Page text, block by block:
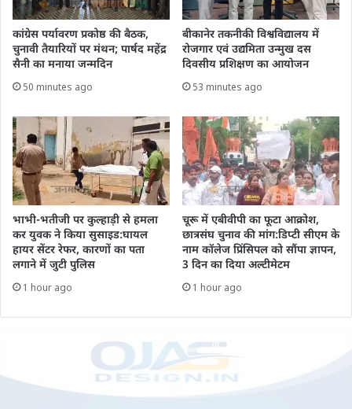
कांग्रेस पर्यावरण प्रकोष्ठ की बैठक,
चुनावी तैयारियों पर मंथन; पार्षद महेंद्र
सैनी का मनाया जन्मदिन
50 minutes ago
बीकानेर तकनीकी विश्वविद्यालय में
रोजगार एवं उद्यमिता उन्मुख दस
दिवसीय प्रशिक्षण का आयोजन
53 minutes ago
भाभी-भतीजी पर कुल्हाड़ी से हमला
कर युवक ने किया सुसाइड:घायल
हायर सेंटर रेफर, कारणों का पता
लगाने में जुटी पुलिस
1 hour ago
चूरू में एबीवीपी का फूटा आक्रोश,
छात्रसंघ चुनाव की मांग:डिप्टी सीएम के
नाम कॉलेज प्रिंसिपल को सौंपा ज्ञापन,
3 दिन का दिया अल्टीमेटम
1 hour ago